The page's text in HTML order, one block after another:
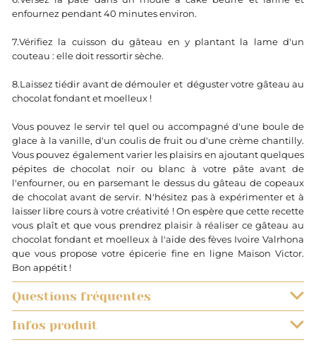
enfournez pendant 40 minutes environ.
7.Vérifiez la cuisson du gâteau en y plantant la lame d'un
couteau : elle doit ressortir sèche.
8.Laissez tiédir avant de démouler et déguster votre gâteau au
chocolat fondant et moelleux !
Vous pouvez le servir tel quel ou accompagné d'une boule de
glace à la vanille, d'un coulis de fruit ou d'une crème chantilly.
Vous pouvez également varier les plaisirs en ajoutant quelques
pépites de chocolat noir ou blanc à votre pâte avant de
l'enfourner, ou en parsemant le dessus du gâteau de copeaux
de chocolat avant de servir. N'hésitez pas à expérimenter et à
laisser libre cours à votre créativité ! On espère que cette recette
vous plaît et que vous prendrez plaisir à réaliser ce gâteau au
chocolat fondant et moelleux à l'aide des fèves Ivoire Valrhona
que vous propose votre épicerie fine en ligne Maison Victor.
Bon appétit !
Questions fréquentes
QUELS SONT LES DÉLAIS DE LIVRAISON ?
Infos produit